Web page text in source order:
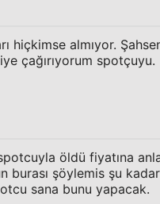
hiçkimse almıyor.
çağırıyorum spotçuyu.
öldü fiyatına
burası şöylemis şu
sana bunu yapacak.